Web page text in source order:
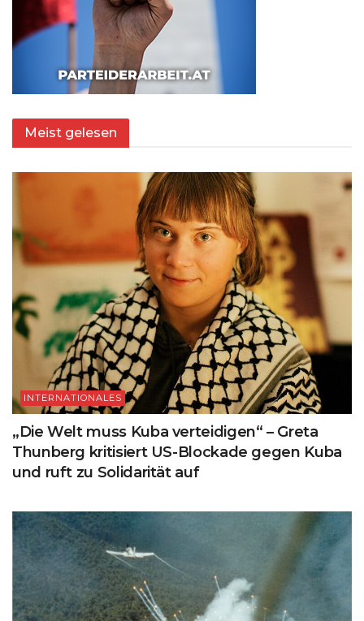
Meist gelesen
INTERNATIONALES
„Die Welt muss Kuba verteidigen“ – Greta
Thunberg kritisiert US-Blockade gegen Kuba
und ruft zu Solidarität auf